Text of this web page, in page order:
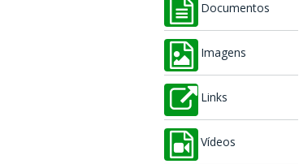
Documentos
Imagens
Links
Vídeos